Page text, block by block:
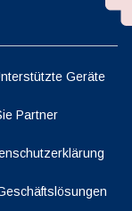
Geräte
Partner